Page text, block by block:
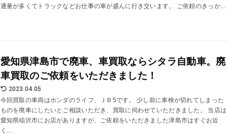
通量が多くてトラックなどお仕事の車が盛んに行き交います。 ご依頼のきっか...
愛知県津島市で廃車、車買取ならシタラ自動車。廃
車買取のご依頼をいただきました！
2023.04.05
今回買取の車両はホンダのライフ、ＪＢ5です。 少し前に車検が切れてしまった
ものを廃車にしたいとご相談いただき、買取に伺わせていただきました。 当店は
愛知県稲沢市にお店がありますが、ご依頼をいただきました津島市はすぐお近
く...